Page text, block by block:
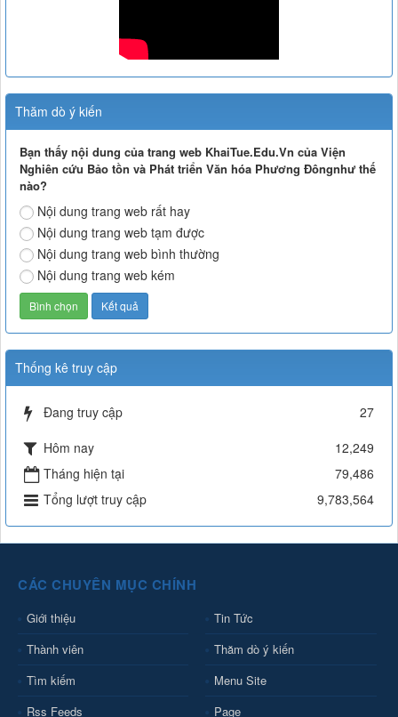
Thăm dò ý kiến
Bạn thấy nội dung của trang web KhaiTue.Edu.Vn của Viện
Nghiên cứu Bảo tồn và Phát triển Văn hóa Phương Đôngnhư thế
nào?
Nội dung trang web rất hay
Nội dung trang web tạm được
Nội dung trang web bình thường
Nội dung trang web kém
Thống kê truy cập
Đang truy cập
27
Hôm nay
12,249
Tháng hiện tại
79,486
Tổng lượt truy cập
9,783,564
CÁC CHUYÊN MỤC CHÍNH
Giới thiệu
Tin Tức
Thành viên
Thăm dò ý kiến
Tìm kiếm
Menu Site
Rss Feeds
Page